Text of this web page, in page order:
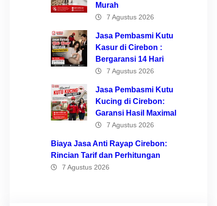
Murah
7 Agustus 2026
Jasa Pembasmi Kutu
Kasur di Cirebon :
Bergaransi 14 Hari
7 Agustus 2026
Jasa Pembasmi Kutu
Kucing di Cirebon:
Garansi Hasil Maximal
7 Agustus 2026
Biaya Jasa Anti Rayap Cirebon:
Rincian Tarif dan Perhitungan
7 Agustus 2026